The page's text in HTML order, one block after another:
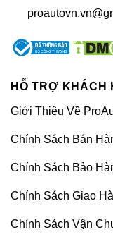
HỖ TRỢ KHÁCH
Giới Thiệu Về
Chính Sách Bán
Chính Sách Bảo
Chính Sách Giao
Chính Sách Vận